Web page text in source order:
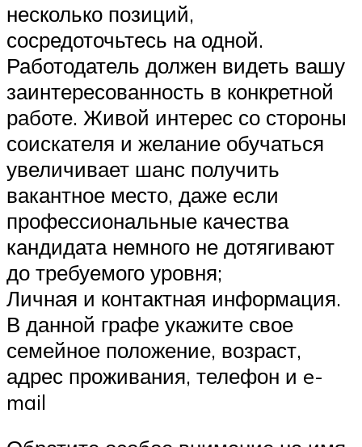
несколько позиций,
сосредоточьтесь на одной.
Работодатель должен видеть вашу
заинтересованность в конкретной
работе. Живой интерес со стороны
соискателя и желание обучаться
увеличивает шанс получить
вакантное место, даже если
профессиональные качества
кандидата немного не дотягивают
до требуемого уровня;
Личная и контактная информация.
В данной графе укажите свое
семейное положение, возраст,
адрес проживания, телефон и e-
mail